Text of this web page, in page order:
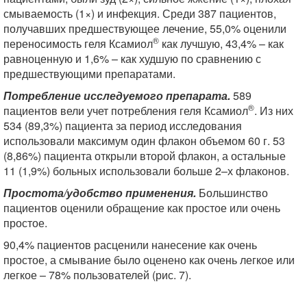
смываемость (1×) и инфекция. Среди 387 пациентов,
получавших предшествующее лечение, 55,0% оценили
переносимость геля Ксамиол® как лучшую, 43,4% – как
равноценную и 1,6% – как худшую по сравнению с
предшествующими препаратами.
Потребление исследуемого препарата. 589
пациентов вели учет потребления геля Ксамиол®. Из них
534 (89,3%) пациента за период исследования
использовали максимум один флакон объемом 60 г. 53
(8,86%) пациента открыли второй флакон, а остальные
11 (1,9%) больных использовали больше 2–х флаконов.
Простота/удобство применения. Большинство
пациентов оценили обращение как простое или очень
простое.
90,4% пациентов расценили нанесение как очень
простое, а смывание было оценено как очень легкое или
легкое – 78% пользователей (рис. 7).